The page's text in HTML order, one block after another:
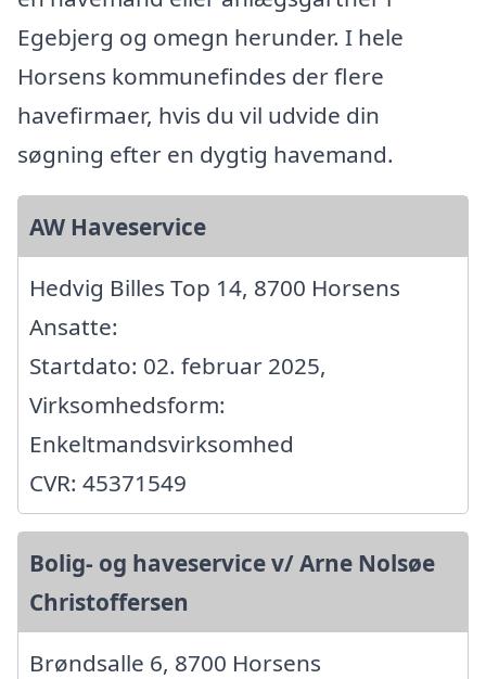
Egebjerg og omegn herunder. I hele
Horsens kommunefindes der flere
havefirmaer, hvis du vil udvide din
søgning efter en dygtig havemand.
AW Haveservice
Hedvig Billes Top 14, 8700 Horsens
Ansatte:
Startdato: 02. februar 2025,
Virksomhedsform:
Enkeltmandsvirksomhed
CVR: 45371549
Bolig- og haveservice v/ Arne Nolsøe
Christoffersen
Brøndsalle 6, 8700 Horsens